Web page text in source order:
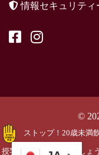
情報セキュリティ
©
ストップ！20歳未満
授乳期の飲酒はやめましょ